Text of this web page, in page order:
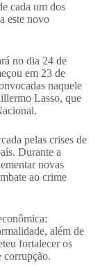
cada um dos
este novo
no dia 24 de
em 23 de
naquele
Lasso, que
pelas crises de
Durante a
novas
ao crime
além de
fortalecer os
corrupção.